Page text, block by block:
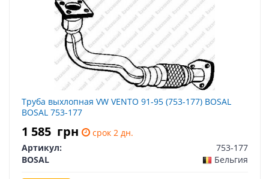
Труба выхлопная VW VENTO 91-95 (753-177) BOSAL
BOSAL 753-177
1 585 грн
срок 2 дн.
Артикул:
753-177
BOSAL
Бельгия